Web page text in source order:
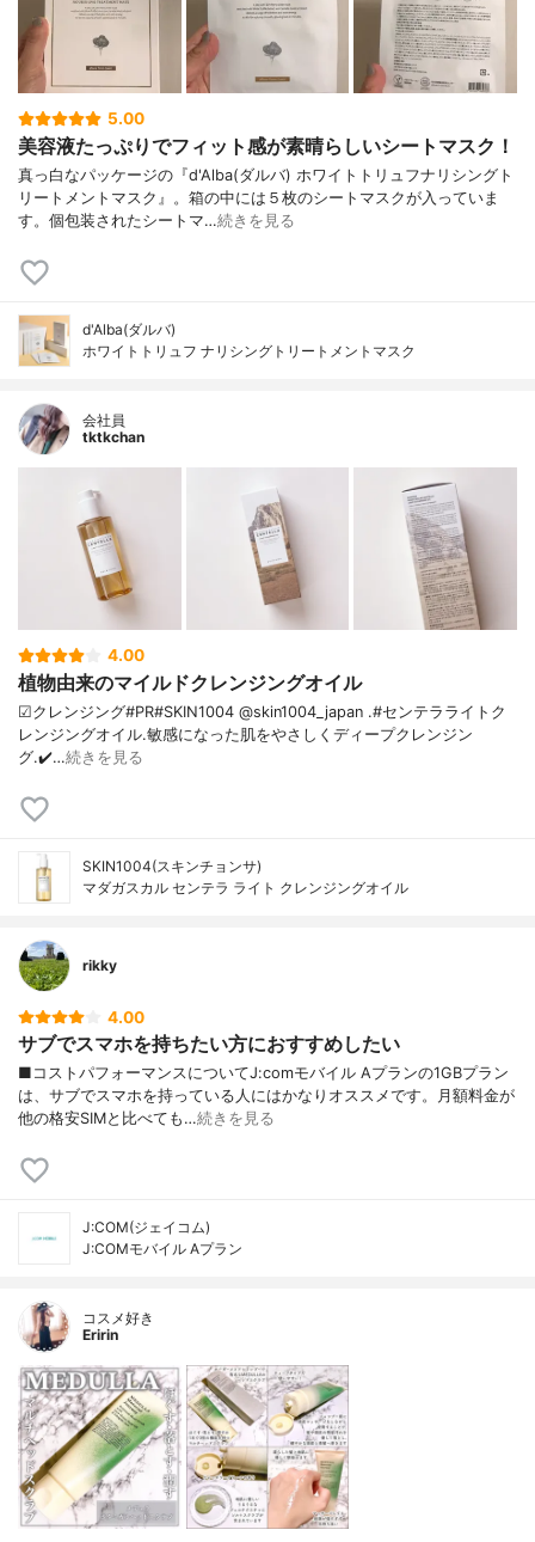
5.00
美容液たっぷりでフィット感が素晴らしいシートマスク！
真っ白なパッケージの『d'Alba(ダルバ) ホワイトトリュフナリシングト
リートメントマスク』。箱の中には５枚のシートマスクが入っていま
す。個包装されたシートマ…続きを見る
d'Alba(ダルバ)
ホワイトトリュフ ナリシングトリートメントマスク
会社員
tktkchan
4.00
植物由来のマイルドクレンジングオイル
☑クレンジング#PR#SKIN1004 @skin1004_japan .#センテラライトク
レンジングオイル.敏感になった肌をやさしくディープクレンジン
グ.✔️…続きを見る
SKIN1004(スキンチョンサ)
マダガスカル センテラ ライト クレンジングオイル
rikky
4.00
サブでスマホを持ちたい方におすすめしたい
■コストパフォーマンスについてJ:comモバイル Aプランの1GBプラン
は、サブでスマホを持っている人にはかなりオススメです。月額料金が
他の格安SIMと比べても…続きを見る
J:COM(ジェイコム)
J:COMモバイル Aプラン
コスメ好き
Eririn